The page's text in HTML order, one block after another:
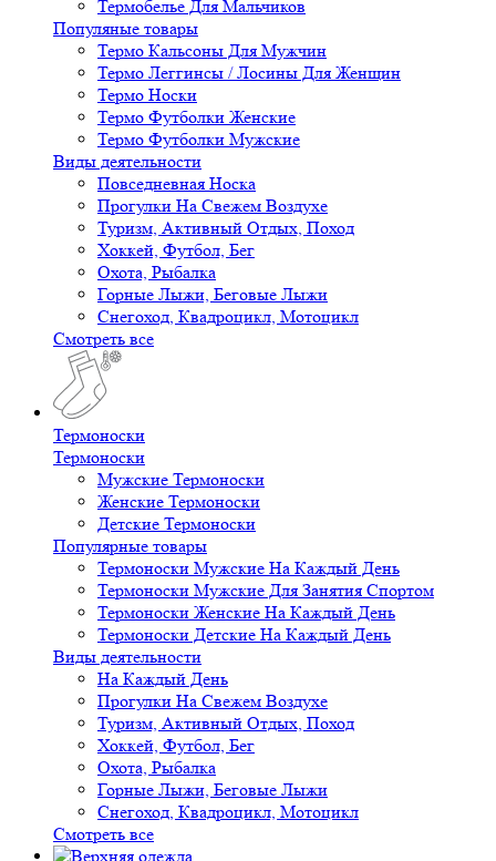
Термобелье Для Мальчиков
Популяные товары
Термо Кальсоны Для Мужчин
Термо Леггинсы / Лосины Для Женщин
Термо Носки
Термо Футболки Женские
Термо Футболки Мужские
Виды деятельности
Повседневная Носка
Прогулки На Свежем Воздухе
Туризм, Активный Отдых, Поход
Хоккей, Футбол, Бег
Охота, Рыбалка
Горные Лыжи, Беговые Лыжи
Снегоход, Квадроцикл, Мотоцикл
Смотреть все
Термоноски
Термоноски
Мужские Термоноски
Женские Термоноски
Детские Термоноски
Популярные товары
Термоноски Мужские На Каждый День
Термоноски Мужские Для Занятия Спортом
Термоноски Женские На Каждый День
Термоноски Детские На Каждый День
Виды деятельности
На Каждый День
Прогулки На Свежем Воздухе
Туризм, Активный Отдых, Поход
Хоккей, Футбол, Бег
Охота, Рыбалка
Горные Лыжи, Беговые Лыжи
Снегоход, Квадроцикл, Мотоцикл
Смотреть все